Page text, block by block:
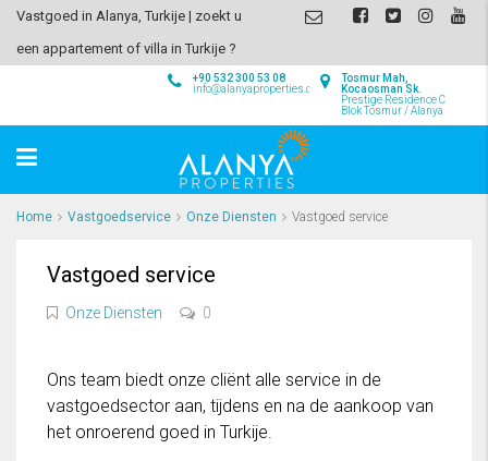
Vastgoed in Alanya, Turkije | zoekt u
een appartement of villa in Turkije ?
Tosmur Mah,
Kocaosman Sk.
Prestige Residence C
Blok Tosmur / Alanya
+90 532 300 53 08
info@alanyaproperties.com
Home Vastgoedservice Onze Diensten Vastgoed service
Vastgoed service
Onze Diensten 0
Ons team biedt onze cliënt alle service in de
vastgoedsector aan, tijdens en na de aankoop van
het onroerend goed in Turkije.